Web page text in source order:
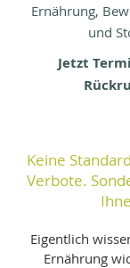
Ernährung,
und
Jetzt
Keine
Verbote.
Eigentlich
Ernährung